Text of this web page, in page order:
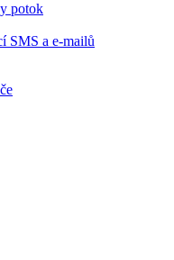
potok
SMS a e-mailů